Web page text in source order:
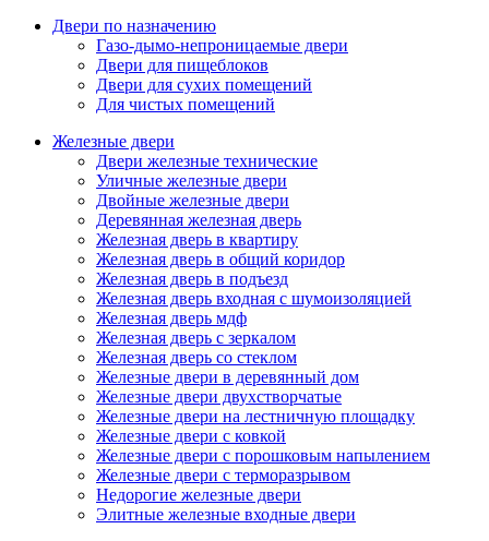
Двери по назначению
Газо-дымо-непроницаемые двери
Двери для пищеблоков
Двери для сухих помещений
Для чистых помещений
Железные двери
Двери железные технические
Уличные железные двери
Двойные железные двери
Деревянная железная дверь
Железная дверь в квартиру
Железная дверь в общий коридор
Железная дверь в подъезд
Железная дверь входная с шумоизоляцией
Железная дверь мдф
Железная дверь с зеркалом
Железная дверь со стеклом
Железные двери в деревянный дом
Железные двери двухстворчатые
Железные двери на лестничную площадку
Железные двери с ковкой
Железные двери с порошковым напылением
Железные двери с терморазрывом
Недорогие железные двери
Элитные железные входные двери